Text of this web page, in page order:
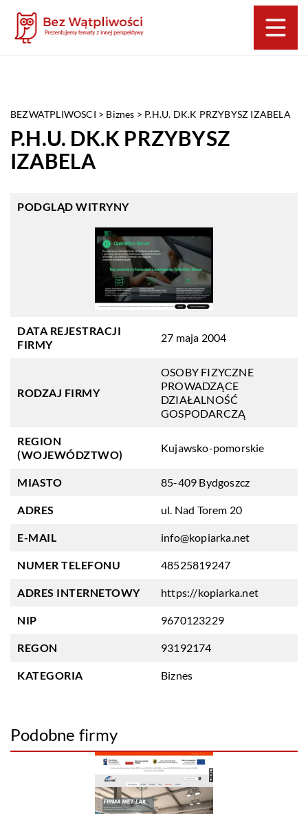
BEZWATPLIWOSCI > Biznes > P.H.U. DK.K PRZYBYSZ IZABELA
P.H.U. DK.K PRZYBYSZ
IZABELA
PODGLĄD WITRYNY
DATA REJESTRACJI
FIRMY
27 maja 2004
RODZAJ FIRMY
OSOBY FIZYCZNE
PROWADZĄCE
DZIAŁALNOŚĆ
GOSPODARCZĄ
REGION
(WOJEWÓDZTWO)
Kujawsko-pomorskie
MIASTO 85-409 Bydgoszcz
ADRES ul. Nad Torem 20
E-MAIL info@kopiarka.net
NUMER TELEFONU 48525819247
ADRES INTERNETOWY https://kopiarka.net
NIP 9670123229
REGON 93192174
KATEGORIA Biznes
Podobne firmy